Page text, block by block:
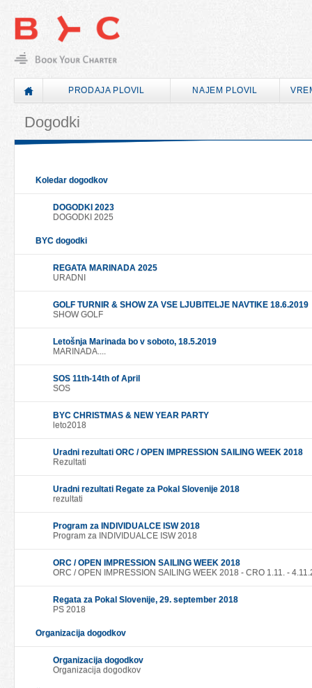
PRODAJA PLOVIL NAJEM PLOVIL
Dogodki
Koledar dogodkov
DOGODKI 2023
DOGODKI 2025
BYC dogodki
REGATA MARINADA 2025
URADNI
GOLF TURNIR & SHOW ZA VSE LJUBITELJE NAVTIKE 18.6.2019
SHOW GOLF
Letošnja Marinada bo v soboto, 18.5.2019
MARINADA....
SOS 11th-14th of April
SOS
BYC CHRISTMAS & NEW YEAR PARTY
leto2018
Uradni rezultati ORC / OPEN IMPRESSION SAILING WEEK 2018
Rezultati
Uradni rezultati Regate za Pokal Slovenije 2018
rezultati
Program za INDIVIDUALCE ISW 2018
Program za INDIVIDUALCE ISW 2018
ORC / OPEN IMPRESSION SAILING WEEK 2018
ORC / OPEN IMPRESSION SAILING WEEK 2018 - CRO 1.11. -
Regata za Pokal Slovenije, 29. september 2018
PS 2018
Organizacija dogodkov
Organizacija dogodkov
Organizacija dogodkov